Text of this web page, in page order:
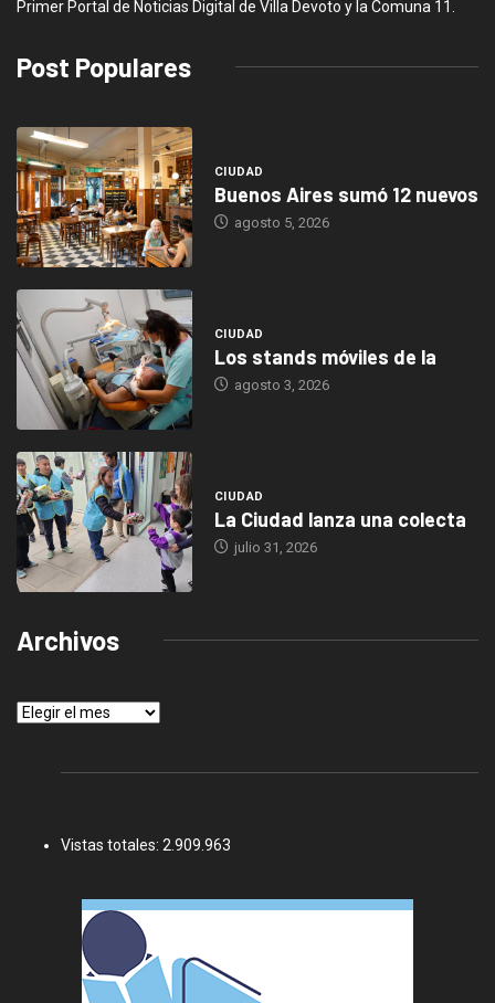
Primer Portal de Noticias Digital de Villa Devoto y la Comuna 11.
Post Populares
CIUDAD
Buenos Aires sumó 12 nuevos
agosto 5, 2026
CIUDAD
Los stands móviles de la
agosto 3, 2026
CIUDAD
La Ciudad lanza una colecta
julio 31, 2026
Archivos
Archivos
Vistas totales: 2.909.963